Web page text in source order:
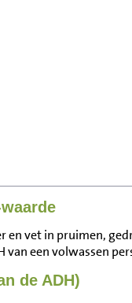
en vet in pruimen,
van een volwassen
de ADH)